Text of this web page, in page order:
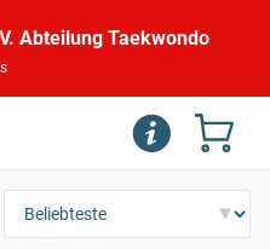
Abteilung Taekwondo